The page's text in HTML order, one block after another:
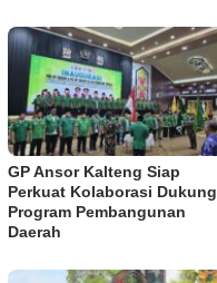
GP Ansor Kalteng Siap
Perkuat Kolaborasi Dukung
Program Pembangunan
Daerah